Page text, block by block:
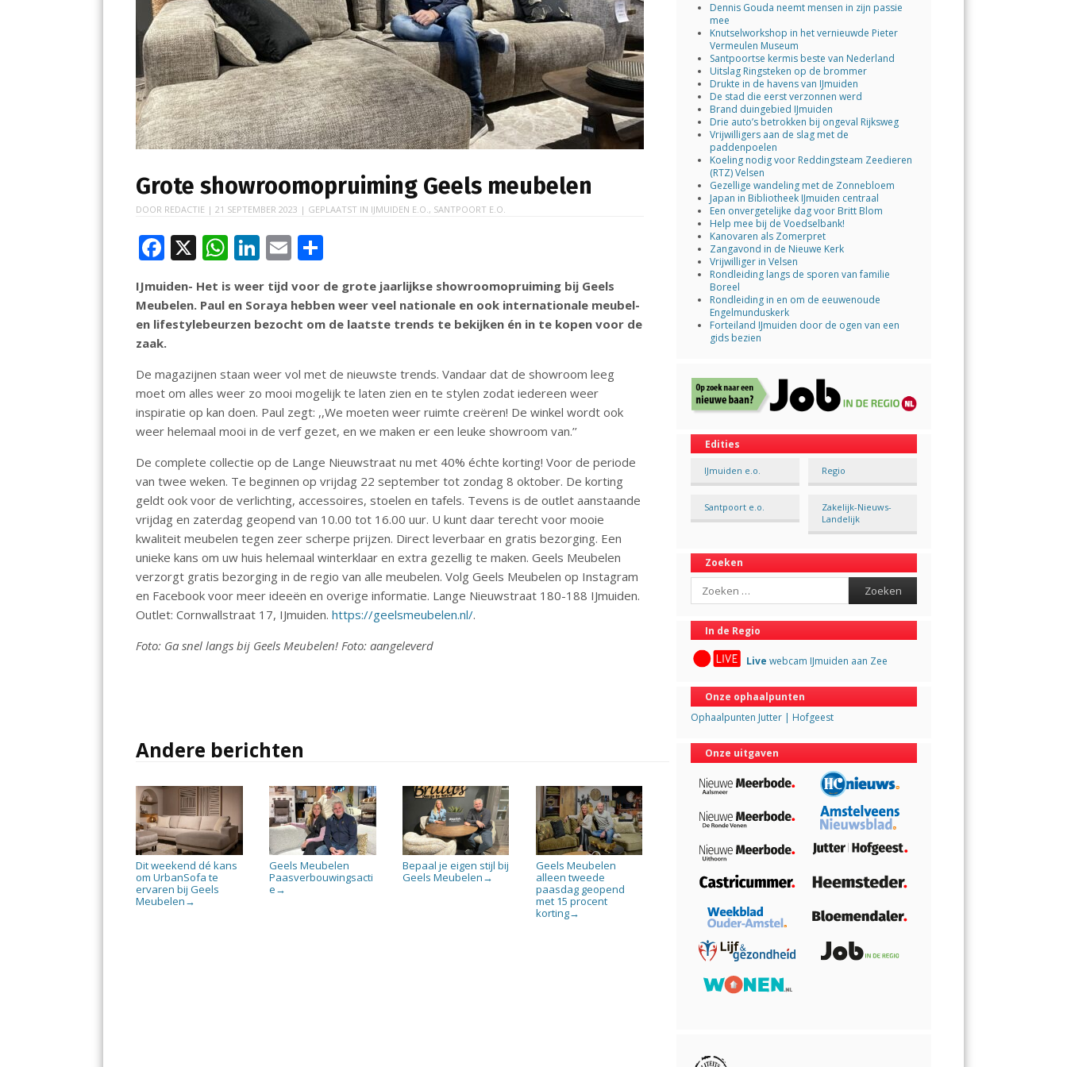
Grote showroomopruiming Geels meubelen
DOOR REDACTIE |21 SEPTEMBER 2023 | GEPLAATST IN IJMUIDEN E.O., SANTPOORT E.O.
F
ac
e
b
o
o
k
X W
h
at
s
p
p
Li
n
k
e
n
E
m
ai
l
e
n
IJmuiden- Het is weer tijd voor de grote jaarlijkse showroomopruiming bij Geels
Meubelen. Paul en Soraya hebben weer veel nationale en ook internationale meubel-
en lifestylebeurzen bezocht om de laatste trends te bekijken én in te kopen voor de
zaak.
De magazijnen staan weer vol met de nieuwste trends. Vandaar dat de showroom leeg
moet om alles weer zo mooi mogelijk te laten zien en te stylen zodat iedereen weer
inspiratie op kan doen. Paul zegt: ,,We moeten weer ruimte creëren! De winkel wordt ook
weer helemaal mooi in de verf gezet, en we maken er een leuke showroom van.’’
De complete collectie op de Lange Nieuwstraat nu met 40% échte korting! Voor de periode
van twee weken. Te beginnen op vrijdag 22 september tot zondag 8 oktober. De korting
geldt ook voor de verlichting, accessoires, stoelen en tafels. Tevens is de outlet aanstaande
vrijdag en zaterdag geopend van 10.00 tot 16.00 uur. U kunt daar terecht voor mooie
kwaliteit meubelen tegen zeer scherpe prijzen. Direct leverbaar en gratis bezorging. Een
unieke kans om uw huis helemaal winterklaar en extra gezellig te maken. Geels Meubelen
verzorgt gratis bezorging in de regio van alle meubelen. Volg Geels Meubelen op Instagram
en Facebook voor meer ideeën en overige informatie. Lange Nieuwstraat 180-188 IJmuiden.
Outlet: Cornwallstraat 17, IJmuiden.https://geelsmeubelen.nl/.
Foto: Ga snel langs bij Geels Meubelen! Foto: aangeleverd
Andere berichten
Dit weekend dé kans
om UrbanSofa te
ervaren bij Geels
Meubelen →
Geels Meubelen
Paasverbouwingsacti
e →
Bepaal je eigen stijl bij
Geels Meubelen →
Geels Meubelen
alleen tweede
paasdag geopend
met 15 procent
korting→
Dennis Gouda neemt mensen in zijn passie
mee
Knutselworkshop in het vernieuwde Pieter
Vermeulen Museum
Santpoortse kermis beste van Nederland
Uitslag Ringsteken op de brommer
Drukte in de havens van IJmuiden
De stad die eerst verzonnen werd
Brand duingebied IJmuiden
Drie auto’s betrokken bij ongeval Rijksweg
Vrijwilligers aan de slag met de
paddenpoelen
Koeling nodig voor Reddingsteam Zeedieren
(RTZ) Velsen
Gezellige wandeling met de Zonnebloem
Japan in Bibliotheek IJmuiden centraal
Een onvergetelijke dag voor Britt Blom
Help mee bij de Voedselbank!
Kanovaren als Zomerpret
Zangavond in de Nieuwe Kerk
Vrijwilliger in Velsen
Rondleiding langs de sporen van familie
Boreel
Rondleiding in en om de eeuwenoude
Engelmunduskerk
Forteiland IJmuiden door de ogen van een
gids bezien
Edities
IJmuiden e.o. Regio
Santpoort e.o.
Zakelijk-Nieuws-
Landelijk
Zoeken
Search
In de Regio
Live webcam IJmuiden aan Zee
Onze ophaalpunten
Ophaalpunten Jutter | Hofgeest
Onze uitgaven